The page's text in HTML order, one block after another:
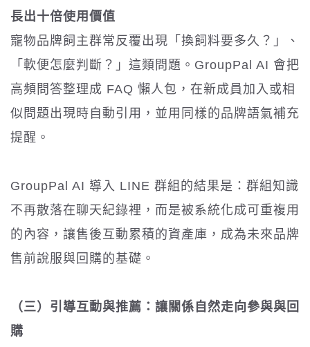
長出十倍使用價值
寵物品牌飼主群常反覆出現「換飼料要多久？」、
「軟便怎麼判斷？」這類問題。GroupPal AI 會把
高頻問答整理成 FAQ 懶人包，在新成員加入或相
似問題出現時自動引用，並用同樣的品牌語氣補充
提醒。
GroupPal AI 導入 LINE 群組的結果是：群組知識
不再散落在聊天紀錄裡，而是被系統化成可重複用
的內容，讓售後互動累積的資產庫，成為未來品牌
售前說服與回購的基礎。
（三）引導互動與推薦：讓關係自然走向參與與回
購